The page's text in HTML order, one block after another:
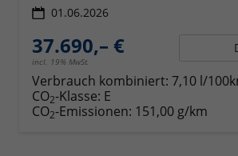
01.06.2026
37.690,– €
incl. 19% MwSt.
Verbrauch kombiniert: 7,10 l/
CO2-Klasse: E
CO2-Emissionen: 151,00 g/km